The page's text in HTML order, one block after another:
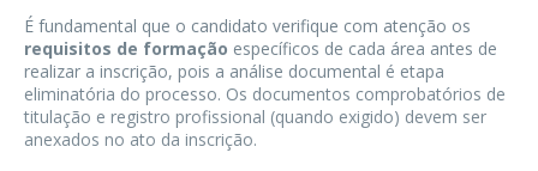
É fundamental que o candidato verifique com atenção os
requisitos de formação específicos de cada área antes de
realizar a inscrição, pois a análise documental é etapa
eliminatória do processo. Os documentos comprobatórios de
titulação e registro profissional (quando exigido) devem ser
anexados no ato da inscrição.